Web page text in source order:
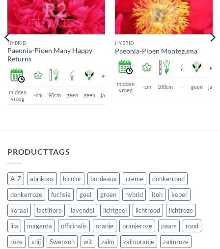
HYBRID
Paeonia-Pioen Many Happy
Returns
midden
vroeg
-cm 90cm geen geen ja
HYBRID
Paeonia-Pioen Montezuma
midden
vroeg
-cm 100cm - geen ja
PRODUCTTAGS
A-Z abrikoos bicolor bordeaux creme
donkerrood
donkerroze
fuchsia geel groen hybrid itoh
koper
koraal
lactiflora lavendel lichtgeel lichtrood
lichtroze
lila
magenta officinalis oranje oranjeroze paars
rood
roze
snij Swenson wit zalm zalmoranje zalmroze